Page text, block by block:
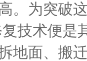
。为突破
技术便是
地面、搬